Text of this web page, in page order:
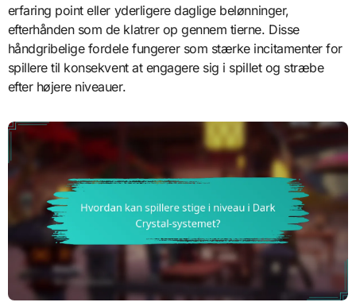
erfaring point eller yderligere daglige belønninger,
efterhånden som de klatrer op gennem tierne. Disse
håndgribelige fordele fungerer som stærke incitamenter for
spillere til konsekvent at engagere sig i spillet og stræbe
efter højere niveauer.